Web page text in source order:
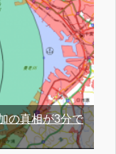
の真相が3分で